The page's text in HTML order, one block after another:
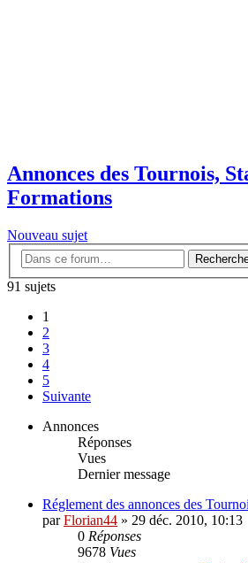
Annonces des Tournois,
Formations
Nouveau sujet
91 sujets
1
2
3
4
5
Suivante
Annonces
Réponses
Vues
Dernier message
Réglement des annonces des
parFlorian44 » 29 déc. 2010, 10:13
0 Réponses
9678 Vues